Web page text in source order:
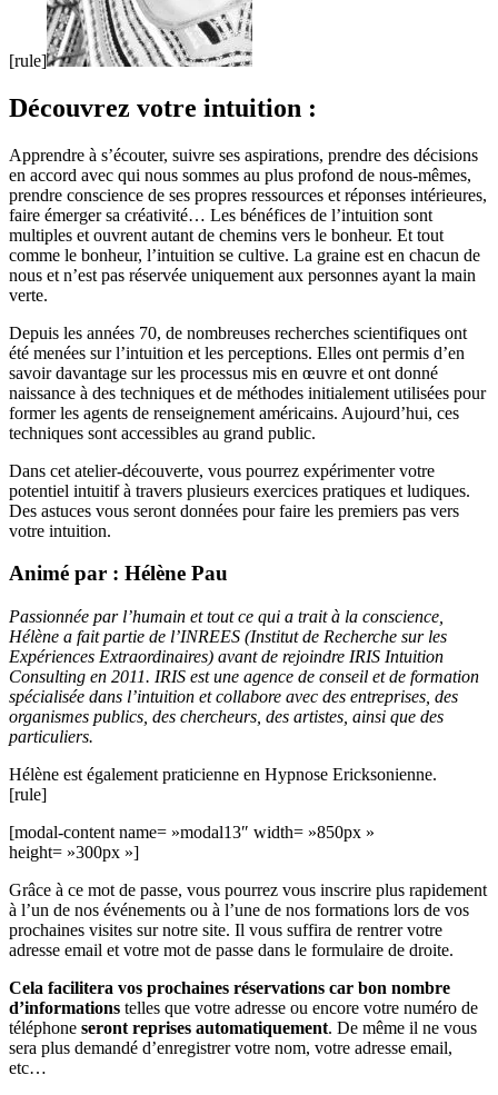
[rule]
Découvrez votre intuition :
Apprendre à s’écouter, suivre ses aspirations, prendre des décisions
en accord avec qui nous sommes au plus profond de nous-mêmes,
prendre conscience de ses propres ressources et réponses intérieures,
faire émerger sa créativité… Les bénéfices de l’intuition sont
multiples et ouvrent autant de chemins vers le bonheur. Et tout
comme le bonheur, l’intuition se cultive. La graine est en chacun de
nous et n’est pas réservée uniquement aux personnes ayant la main
verte.
Depuis les années 70, de nombreuses recherches scientifiques ont
été menées sur l’intuition et les perceptions. Elles ont permis d’en
savoir davantage sur les processus mis en œuvre et ont donné
naissance à des techniques et de méthodes initialement utilisées pour
former les agents de renseignement américains. Aujourd’hui, ces
techniques sont accessibles au grand public.
Dans cet atelier-découverte, vous pourrez expérimenter votre
potentiel intuitif à travers plusieurs exercices pratiques et ludiques.
Des astuces vous seront données pour faire les premiers pas vers
votre intuition.
Animé par : Hélène Pau
Passionnée par l’humain et tout ce qui a trait à la conscience,
Hélène a fait partie de l’INREES (Institut de Recherche sur les
Expériences Extraordinaires) avant de rejoindre IRIS Intuition
Consulting en 2011. IRIS est une agence de conseil et de formation
spécialisée dans l’intuition et collabore avec des entreprises, des
organismes publics, des chercheurs, des artistes, ainsi que des
particuliers.
Hélène est également praticienne en Hypnose Ericksonienne.
[rule]
[modal-content name= »modal13″ width= »850px »
height= »300px »]
Grâce à ce mot de passe, vous pourrez vous inscrire plus rapidement
à l’un de nos événements ou à l’une de nos formations lors de vos
prochaines visites sur notre site. Il vous suffira de rentrer votre
adresse email et votre mot de passe dans le formulaire de droite.
Cela facilitera vos prochaines réservations car bon nombre
d’informations telles que votre adresse ou encore votre numéro de
téléphone seront reprises automatiquement. De même il ne vous
sera plus demandé d’enregistrer votre nom, votre adresse email,
etc…